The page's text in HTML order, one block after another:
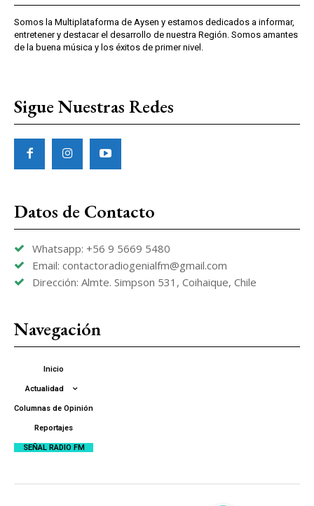
Somos la Multiplataforma de Aysen y estamos dedicados a informar,
entretener y destacar el desarrollo de nuestra Región. Somos amantes
de la buena música y los éxitos de primer nivel.
Sigue Nuestras Redes
Datos de Contacto
Whatsapp: +56 9 5669 5480
Email: contactoradiogenialfm@gmail.com
Dirección: Almte. Simpson 531, Coihaique, Chile
Navegación
Inicio
Actualidad
Columnas de Opinión
Reportajes
SEÑAL RADIO FM